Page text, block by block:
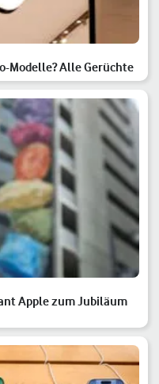
Modelle? Alle Gerüchte
Apple zum Jubiläum